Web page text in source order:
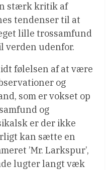
stærk kritik af
tendenser til at
lille trossamfund
verden udenfor.
følelsen af at være
og
som er vokset op
og
er der ikke
kan sætte en
’Mr. Larkspur’,
lugter langt væk